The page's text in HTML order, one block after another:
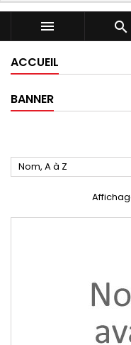
 
ACCUEIL
BANNER
Nom, A à Z